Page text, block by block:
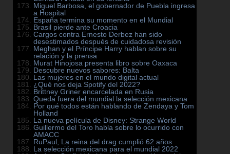
Miguel Barbosa, el gobernador de Puebla ingresa
a Hospital
España termina su momento en el Mundial
Brasil pierde ante Croacia
Cargos contra Ernesto Derbez han sido
desestimados después de cuidadosa revisión
Meghan y el Príncipe Harry hablan sobre su
relación y la prensa
Murat Hinojosa presenta libro sobre Oaxaca
Descubre nuevos sabores: Balta
Las mujeres en el mundo digital actual
¿Qué nos deja Spotify del 2022?
Brittney Griner encarcelada en Rusia
Queda fuera del mundial la selección mexicana
Por qué todos están hablando de Zendaya y Tom
Holland
La nueva película de Disney: Strange World
Guillermo del Toro habla sobre lo ocurrido con
AMACC
RuPaul, La reina del drag cumplió 62 años
La selección mexicana para el mundial 2022